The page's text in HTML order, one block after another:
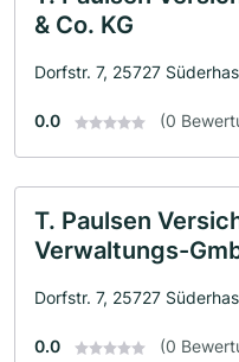
& Co. KG
Dorfstr. 7, 25727
0.0 (0
T. Paulsen
Verwaltungs-
Dorfstr. 7, 25727
0.0 (0